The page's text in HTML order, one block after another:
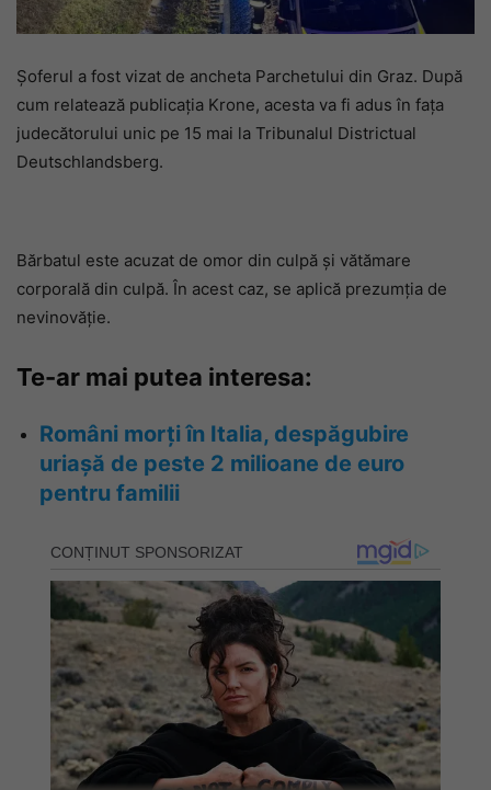
Șoferul a fost vizat de ancheta Parchetului din Graz. După
cum relatează publicația Krone, acesta va fi adus în fața
judecătorului unic pe 15 mai la Tribunalul Districtual
Deutschlandsberg.
Bărbatul este acuzat de omor din culpă și vătămare
corporală din culpă. În acest caz, se aplică prezumția de
nevinovăție.
Te-ar mai putea interesa:
Români morți în Italia, despăgubire
uriașă de peste 2 milioane de euro
pentru familii